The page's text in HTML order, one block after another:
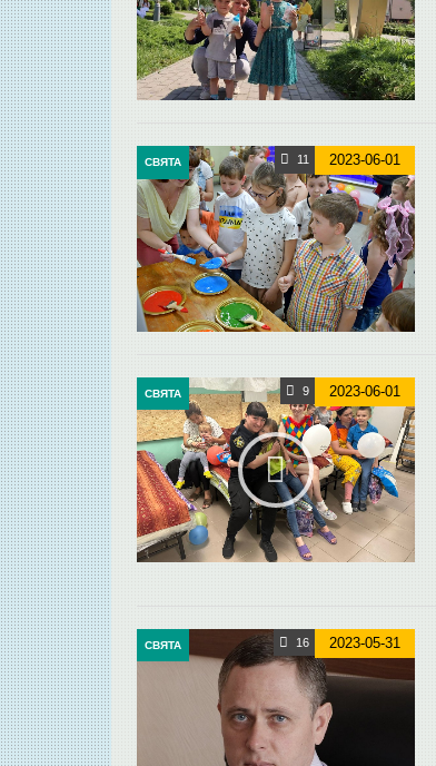
СВЯТА 2023-06-01
11
СВЯТА 2023-06-01
9
СВЯТА 2023-05-31
16